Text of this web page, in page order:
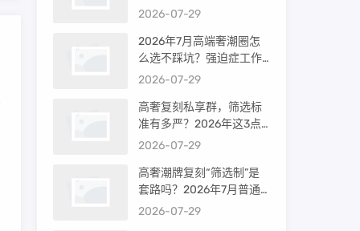
很多吗？内行人说出真相
2026-07-29
2026年7月高端奢潮圈怎
么选不踩坑？强迫症工作
室的筛选机制是真相还是
2026-07-29
高奢复刻私享群，筛选标
准有多严？2026年这3点
才是真相
2026-07-29
高奢潮牌复刻“筛选制”是
套路吗？2026年7月普通
买家能进高端群吗？
2026-07-29